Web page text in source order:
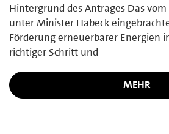
Hintergrund des Antrages Das
unter Minister Habeck
Förderung erneuerbarer Energien
richtiger Schritt und
MEHR